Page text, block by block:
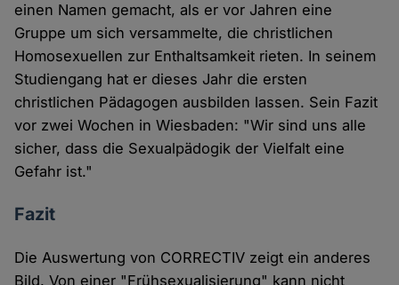
einen Namen gemacht, als er vor Jahren eine
Gruppe um sich versammelte, die christlichen
Homosexuellen zur Enthaltsamkeit rieten. In seinem
Studiengang hat er dieses Jahr die ersten
christlichen Pädagogen ausbilden lassen. Sein Fazit
vor zwei Wochen in Wiesbaden: "Wir sind uns alle
sicher, dass die Sexualpädogik der Vielfalt eine
Gefahr ist."
Fazit
Die Auswertung von CORRECTIV zeigt ein anderes
Bild. Von einer "Frühsexualisierung" kann nicht